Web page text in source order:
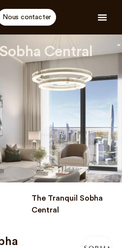
Nous contacter
Central
The Tranquil Sobha
Central